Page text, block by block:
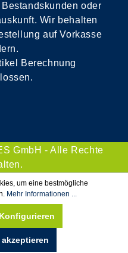
oder
Wir behalten
auf Vorkasse
Berechnung
GmbH - Alle Rechte
um eine bestmögliche
Mehr Informationen ...
Konfigurieren